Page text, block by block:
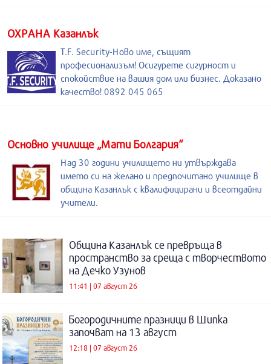
ОХРАНА Казанлък
T.F. Security-Ново име, същият
професионализъм! Осигурете сигурност и
спокойствие на вашия дом или бизнес. Доказано
качество! 0892 045 065
Основно училище „Мати Болгария“
Над 30 години училището ни утвърждава
името си на желано и предпочитано училище в
община Казанлък с квалифицирани и всеотдайни
учители.
Община Казанлък се превръща в
пространство за среща с творчеството
на Дечко Узунов
11:41 | 07 август 26
Богородичните празници в Шипка
започват на 13 август
12:18 | 07 август 26